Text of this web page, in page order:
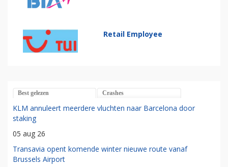
Retail Employee
Best gelezen Crashes
KLM annuleert meerdere vluchten naar Barcelona door
staking
05 aug 26
Transavia opent komende winter nieuwe route vanaf
Brussels Airport